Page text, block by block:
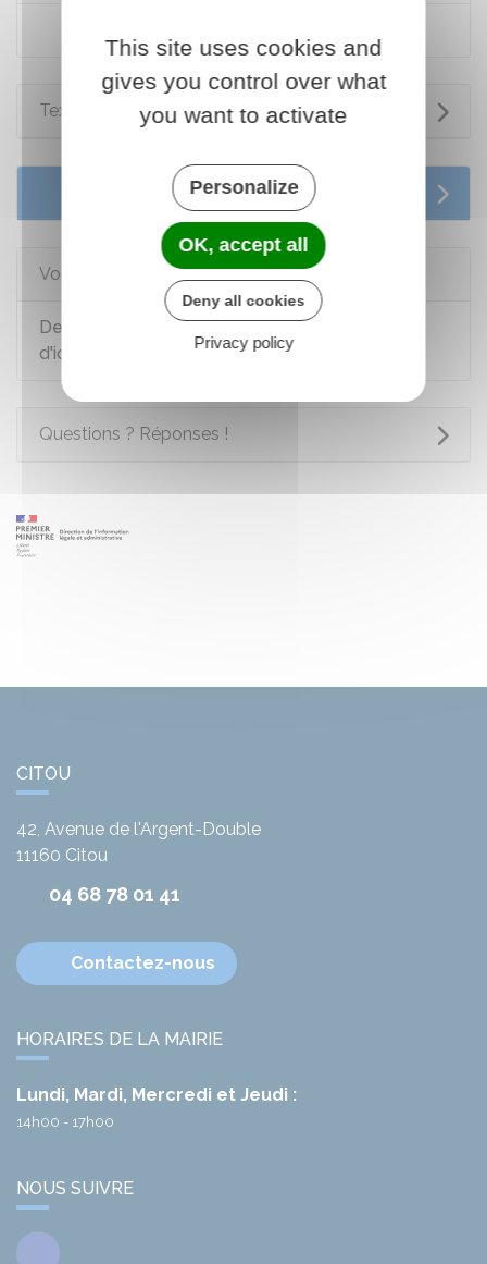
Textes de référence
Services en ligne et formulaires
Voir aussi
Demande de permis de conduire : quelle pièce
d'identité peut-on présenter ?
Questions ? Réponses !
CITOU
42, Avenue de l'Argent-Double
11160 Citou
04 68 78 01 41
Contactez-nous
HORAIRES DE LA MAIRIE
Lundi, Mardi, Mercredi et Jeudi :
14h00 - 17h00
NOUS SUIVRE
This site uses cookies and
gives you control over what
you want to activate
Personalize
OK, accept all
Deny all cookies
Privacy policy